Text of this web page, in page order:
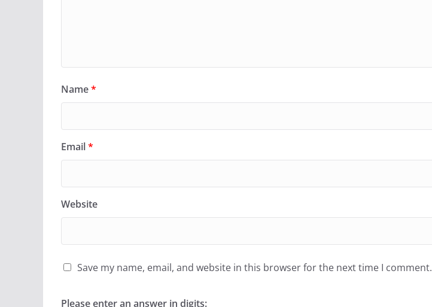
Name*
Email*
Website
Save my name, email, and website in this browser for the next time I comment.
Please enter an answer in digits: